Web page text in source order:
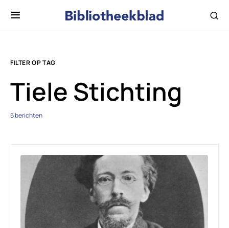
FILTER OP TAG
Tiele Stichting
6 berichten